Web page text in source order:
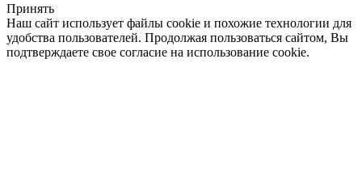
Принять
Наш сайт использует файлы cookie и похожие технологии для
удобства пользователей. Продолжая пользоваться сайтом, Вы
подтверждаете свое согласие на использование cookie.